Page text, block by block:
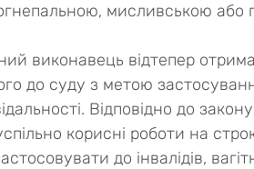
мисливською або
виконавець відтепер
до суду з метою
Відповідно до
корисні роботи на
до інвалідів,